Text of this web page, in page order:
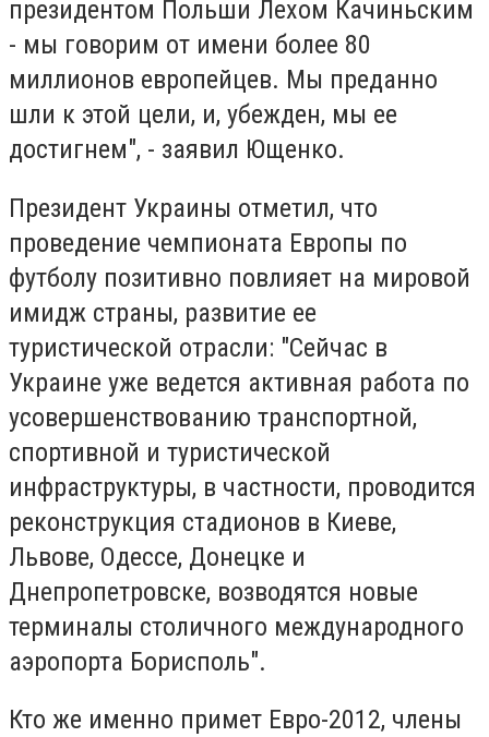
президентом Польши Лехом Качиньским
- мы говорим от имени более 80
миллионов европейцев. Мы преданно
шли к этой цели, и, убежден, мы ее
достигнем", - заявил Ющенко.
Президент Украины отметил, что
проведение чемпионата Европы по
футболу позитивно повлияет на мировой
имидж страны, развитие ее
туристической отрасли: "Сейчас в
Украине уже ведется активная работа по
усовершенствованию транспортной,
спортивной и туристической
инфраструктуры, в частности, проводится
реконструкция стадионов в Киеве,
Львове, Одессе, Донецке и
Днепропетровске, возводятся новые
терминалы столичного международного
аэропорта Борисполь".
Кто же именно примет Евро-2012, члены